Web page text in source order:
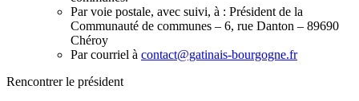
Par voie postale, avec suivi, à : Président de la
Communauté de communes – 6, rue Danton – 89690
Chéroy
Par courriel à contact@gatinais-bourgogne.fr
Rencontrer le président